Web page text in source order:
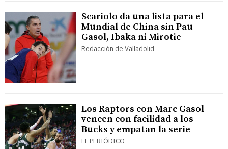
Scariolo da una lista para el
Mundial de China sin Pau
Gasol, Ibaka ni Mirotic
Redacción de Valladolid
Los Raptors con Marc Gasol
vencen con facilidad a los
Bucks y empatan la serie
EL PERIÓDICO